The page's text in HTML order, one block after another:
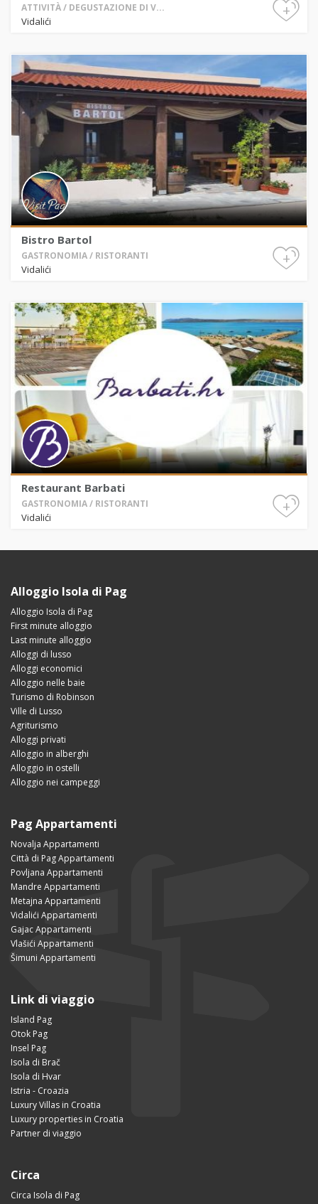
ATTIVITÀ / DEGUSTAZIONE DI V...
Vidalići
+
Bistro Bartol
GASTRONOMIA / RISTORANTI
Vidalići
+
Restaurant Barbati
GASTRONOMIA / RISTORANTI
Vidalići
+
Alloggio Isola di Pag
Alloggio Isola di Pag
First minute alloggio
Last minute alloggio
Alloggi di lusso
Alloggi economici
Alloggio nelle baie
Turismo di Robinson
Ville di Lusso
Agriturismo
Alloggi privati
Alloggio in alberghi
Alloggio in ostelli
Alloggio nei campeggi
Pag Appartamenti
Novalja Appartamenti
Città di Pag Appartamenti
Povljana Appartamenti
Mandre Appartamenti
Metajna Appartamenti
Vidalići Appartamenti
Gajac Appartamenti
Vlašići Appartamenti
Šimuni Appartamenti
Link di viaggio
Island Pag
Otok Pag
Insel Pag
Isola di Brač
Isola di Hvar
Istria - Croazia
Luxury Villas in Croatia
Luxury properties in Croatia
Partner di viaggio
Circa
Circa Isola di Pag